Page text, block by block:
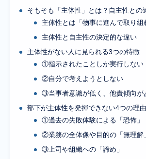
そもそも「主体性」とは？自主性との
主体性とは「物事に進んで取り組
主体性と自主性の決定的な違い
主体性がない人に見られる3つの特徴
①指示されたことしか実行しない
②自分で考えようとしない
③当事者意識が低く、他責傾向が
部下が主体性を発揮できない4つの理由
①過去の失敗体験による「恐怖」
②業務の全体像や目的の「無理解」
③上司や組織への「諦め」